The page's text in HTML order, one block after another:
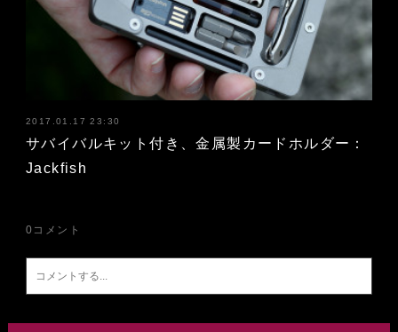
2017.01.17 23:30
サバイバルキット付き、金属製カードホルダー：
Jackfish
0 コメント